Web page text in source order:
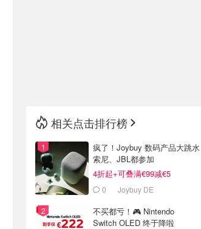
相关点击排行榜
疯了！Joybuy 数码产品大跳水
索尼、JBL都参加
4折起+可叠满€99减€5
0 Joybuy DE
不买都亏！🎮 Nintendo
Switch OLED 终于降啦